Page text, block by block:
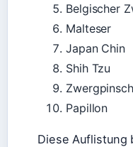
Belgischer
Malteser
Japan Chin
Shih Tzu
Papillon
Diese Auflistung